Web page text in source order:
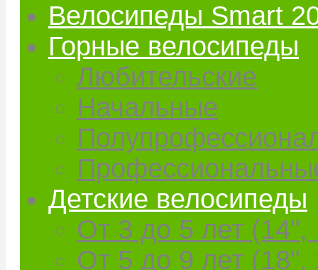
Велосипеды Smart
Горные велосипеды
Любительские
Начальные
Детские велосипеды
От 3 до 5 лет (14",
От 5 до 9 лет (18",